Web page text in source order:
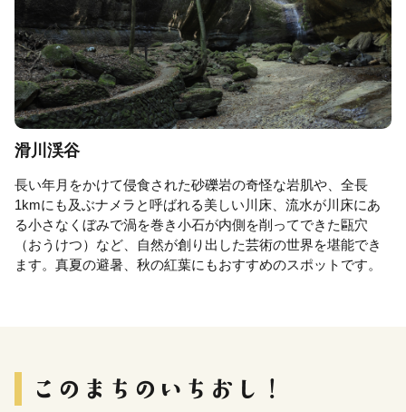
滑川渓谷
長い年月をかけて侵食された砂礫岩の奇怪な岩肌や、全長
1kmにも及ぶナメラと呼ばれる美しい川床、流水が川床にあ
る小さなくぼみで渦を巻き小石が内側を削ってできた甌穴
（おうけつ）など、自然が創り出した芸術の世界を堪能でき
ます。真夏の避暑、秋の紅葉にもおすすめのスポットです。